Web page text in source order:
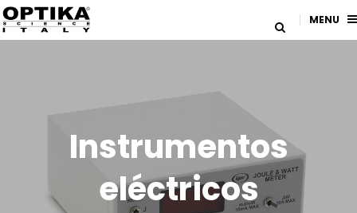
MENU
Instrumentos
eléctricos